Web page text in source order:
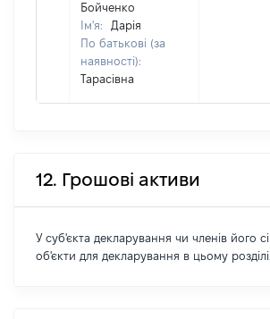
Бойченко
Ім'я:
Дарія
По батькові (за
наявності):
Тарасівна
12. Грошові активи
У суб'єкта декларування чи членів його
об'єкти для декларування в цьому розділі.